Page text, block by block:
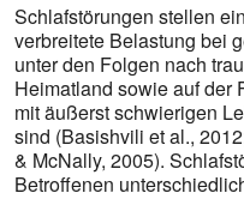
Schlafstörungen stellen
verbreitete Belastung bei
unter den Folgen nach
Heimatland sowie auf
mit äußerst schwierigen
sind (Basishvili et al.,
& McNally, 2005).
Betroffenen